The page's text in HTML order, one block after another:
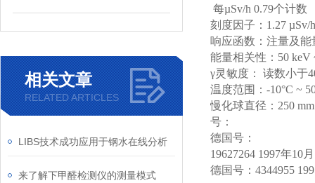
相关文章
RELATED ARTICLES
LIBS技术成功应用于钢水在线分析
来了解下甲醛检测仪的测量模式
每µSv/h 0.79个计数
刻度因子： 1.27 µSv/
响应函数：注量及
能量相关性： 50 keV
γ灵敏度： 读数小于
温度范围： -10°C ~
慢化球直径： 250 mm
号：
德国号：
19627264 1997年10月
德国号： 4344955